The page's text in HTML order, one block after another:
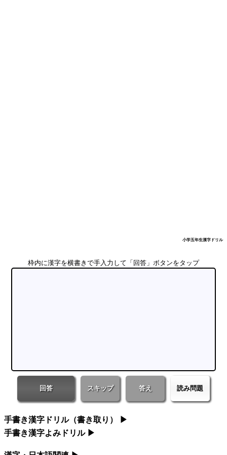
小学五年生漢字ドリル
枠内に漢字を横書きで手入力して「回答」ボタンをタップ
回答 スキップ 答え 読み問題
手書き漢字ドリル（書き取り） ▶
手書き漢字よみドリル ▶